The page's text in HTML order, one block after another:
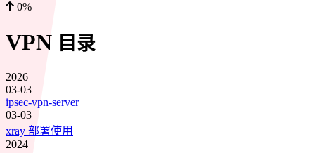
0%
VPN 目录
2026
03-03
ipsec-vpn-server
03-03
xray 部署使用
2024